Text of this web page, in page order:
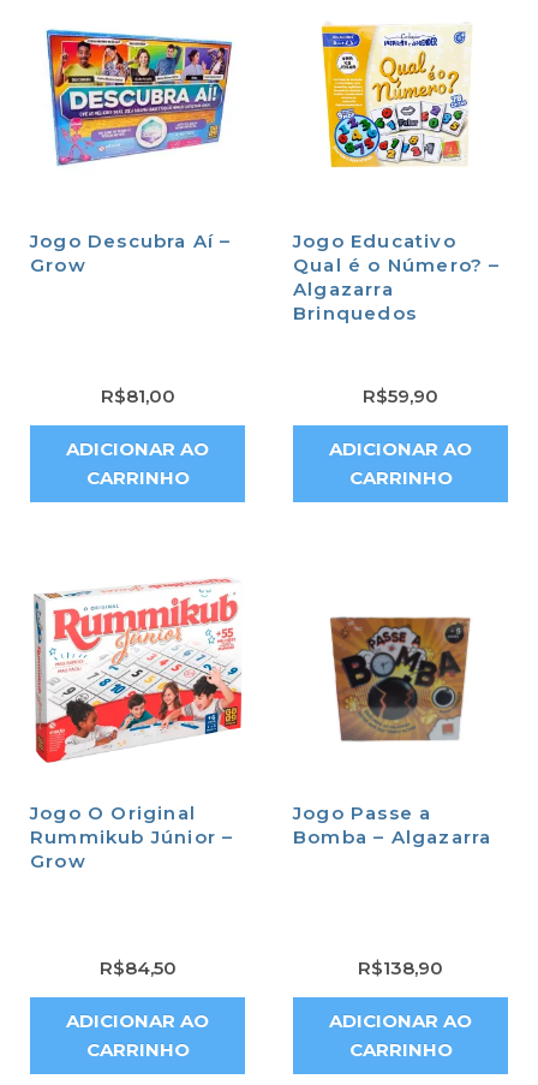
Jogo Descubra Aí –
Grow
R$81,00
ADICIONAR AO
CARRINHO
Jogo Educativo
Qual é o Número? –
Algazarra
Brinquedos
R$59,90
ADICIONAR AO
CARRINHO
Jogo O Original
Rummikub Júnior –
Grow
R$84,50
ADICIONAR AO
CARRINHO
Jogo Passe a
Bomba – Algazarra
R$138,90
ADICIONAR AO
CARRINHO